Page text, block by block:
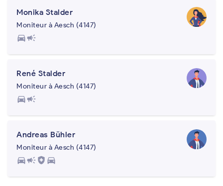
Monika Stalder
Moniteur à Aesch (4147)
directions_carcampaign
René Stalder
Moniteur à Aesch (4147)
directions_carcampaign
Andreas Bühler
Moniteur à Aesch (4147)
directions_carcampaign health_and_safety directions_car